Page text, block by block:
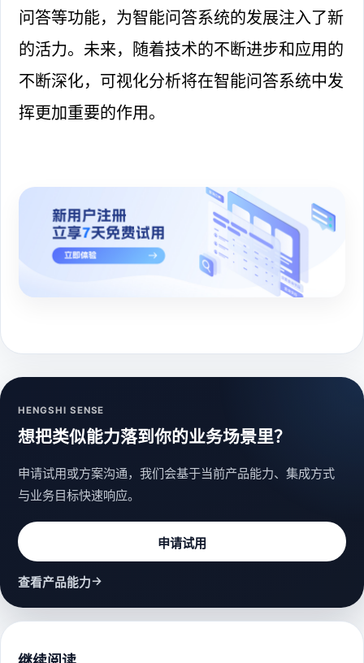
问答等功能，为智能问答系统的发展注入了新
的活力。未来，随着技术的不断进步和应用的
不断深化，可视化分析将在智能问答系统中发
挥更加重要的作用。
HENGSHI SENSE
想把类似能力落到你的业务场景里？
申请试用或方案沟通，我们会基于当前产品能力、集成方式
与业务目标快速响应。
申请试用
查看产品能力→